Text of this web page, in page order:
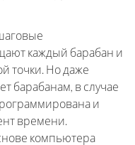
каждый барабан и
точки. Но даже
барабанам, в случае
и
времени.
компьютера